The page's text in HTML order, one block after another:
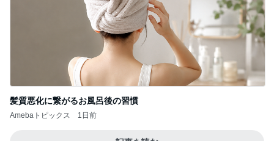
忘れられた2週間分の薬の処方
Amebaトピックス 1日前
悩みが大幅に減る人間関係の秘訣
Amebaトピックス 1日前